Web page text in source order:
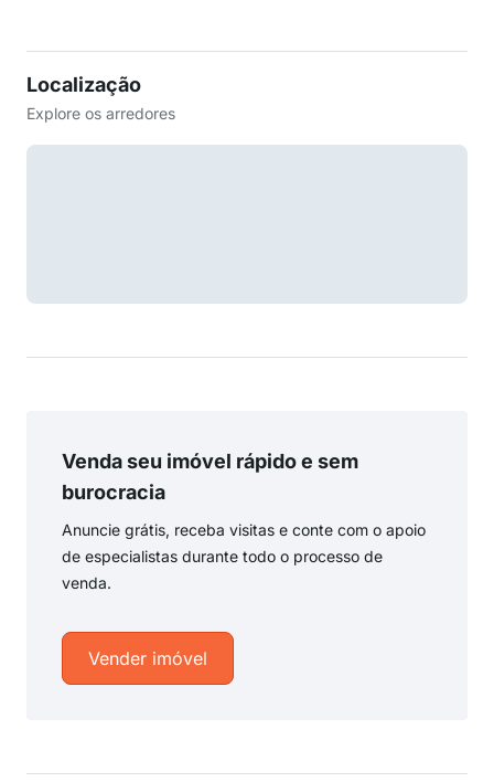
Localização
Explore os arredores
Venda seu imóvel rápido e sem
burocracia
Anuncie grátis, receba visitas e conte com o apoio
de especialistas durante todo o processo de
venda.
Vender imóvel